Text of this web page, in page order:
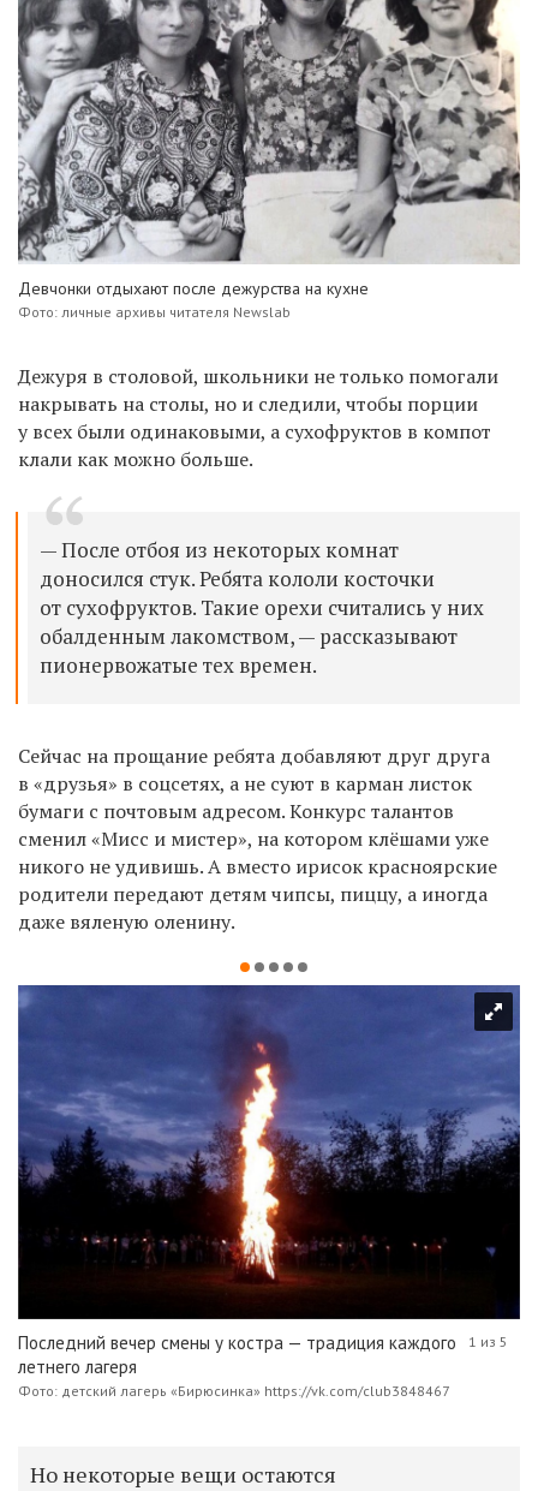
Девчонки отдыхают после дежурства на кухне
Фото: личные архивы читателя Newslab
Дежуря в столовой, школьники не только помогали
накрывать на столы, но и следили, чтобы порции
у всех были одинаковыми, а сухофруктов в компот
клали как можно больше.
— После отбоя из некоторых комнат
доносился стук. Ребята кололи косточки
от сухофруктов. Такие орехи считались у них
обалденным лакомством, — рассказывают
пионервожатые тех времен.
Сейчас на прощание ребята добавляют друг друга
в «друзья» в соцсетях, а не суют в карман листок
бумаги с почтовым адресом. Конкурс талантов
сменил «Мисс и мистер», на котором клёшами уже
никого не удивишь. А вместо ирисок красноярские
родители передают детям чипсы, пиццу, а иногда
даже вяленую оленину.
Последний вечер смены у костра — традиция каждого
летнего лагеря
Фото: детский лагерь «Бирюсинка» https://vk.com/club3848467
1 из 5
Но некоторые вещи остаются